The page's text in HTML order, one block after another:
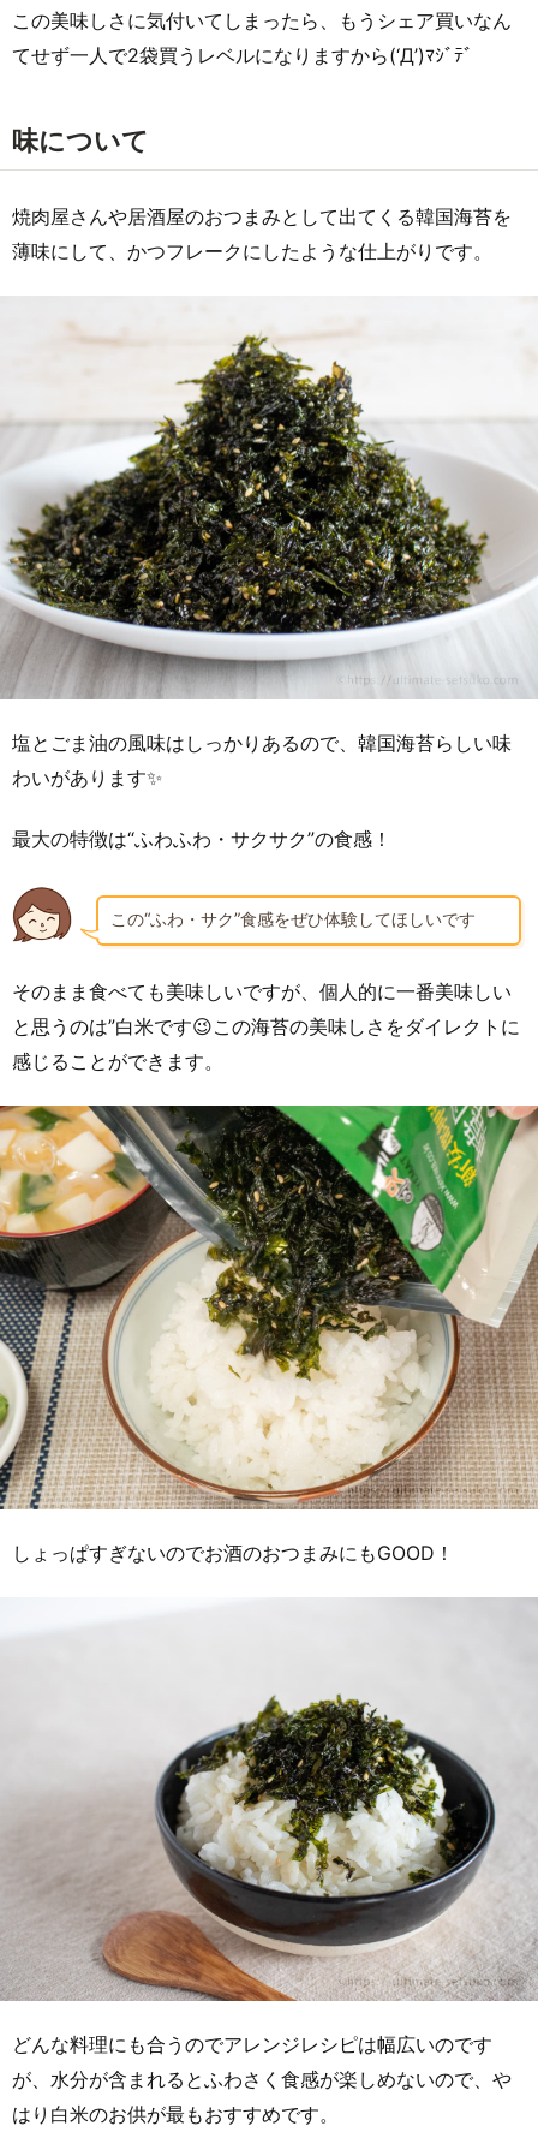
この美味しさに気付いてしまったら、もうシェア買いなん
てせず一人で2袋買うレベルになりますから(‘Д’)ﾏｼﾞﾃﾞ
味について
焼肉屋さんや居酒屋のおつまみとして出てくる韓国海苔を
薄味にして、かつフレークにしたような仕上がりです。
塩とごま油の風味はしっかりあるので、韓国海苔らしい味
わいがあります✨
最大の特徴は“ふわふわ・サクサク”の食感！
この“ふわ・サク”食感をぜひ体験してほしいです
そのまま食べても美味しいですが、個人的に一番美味しい
と思うのは”白米です😉この海苔の美味しさをダイレクトに
感じることができます。
しょっぱすぎないのでお酒のおつまみにもGOOD！
どんな料理にも合うのでアレンジレシピは幅広いのです
が、水分が含まれるとふわさく食感が楽しめないので、や
はり白米のお供が最もおすすめです。